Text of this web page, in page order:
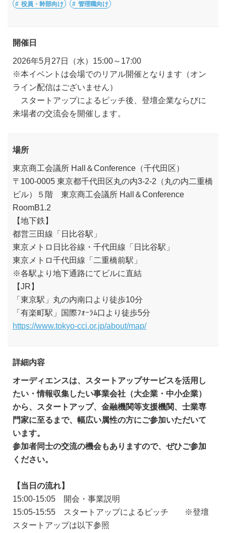
役員・幹部向け 管理職向け
開催日
2026年5月27日（水）15:00～17:00
※本イベントは会場でのリアル開催となります（オン
ライン配信はございません）
スタートアップによるピッチ後、登壇企業ならびに
来場者の交流会を開催します。
場所
東京商工会議所 Hall＆Conference（千代田区）
〒100-0005 東京都千代田区丸の内3-2-2（丸の内二重橋
ビル）５階 東京商工会議所 Hall＆Conference
RoomB1.2
【地下鉄】
都営三田線「日比谷駅」
東京メトロ日比谷線・千代田線「日比谷駅」
東京メトロ千代田線「二重橋前駅」
※各駅より地下通路にてビルに直結
【JR】
「東京駅」丸の内南口より徒歩10分
「有楽町駅」国際ﾌｫｰﾗﾑ口より徒歩5分
https://www.tokyo-cci.or.jp/about/map/
詳細内容
オーディエンスは、スタートアップサービスを活用し
たい・情報収集したい事業会社（大企業・中小企業）
から、スタートアップ、金融機関等支援機関、士業専
門家に至るまで、幅広い属性の方にご参加いただいて
います。
参加者同士の交流の機会もありますので、ぜひご参加
ください。
【当日の流れ】
15:00-15:05 開会・事業説明
15:05-15:55 スタートアップによるピッチ ※登壇
スタートアップは以下参照